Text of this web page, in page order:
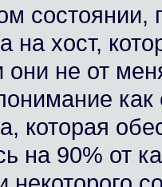
состоянии,
на хост,
они не от
как
которая
на 90% от